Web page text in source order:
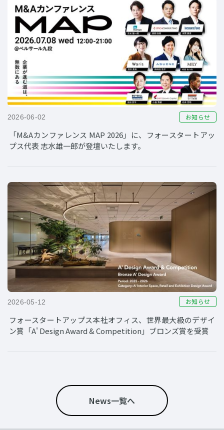
2026-06-02 お知らせ
「M&Aカンファレンス MAP 2026」に、フォースタートアッ
プス代表 志水雄一郎が登壇いたします。
2026-05-12 お知らせ
フォースタートアップス本社オフィス、世界最大級のデザイ
ン賞「A' Design Award & Competition」ブロンズ賞を受賞
News一覧へ